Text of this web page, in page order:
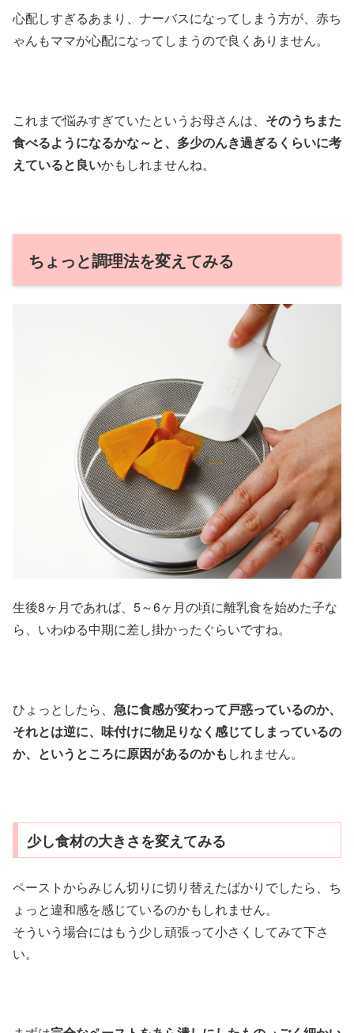
心配しすぎるあまり、ナーバスになってしまう方が、赤ち
ゃんもママが心配になってしまうので良くありません。
これまで悩みすぎていたというお母さんは、 そのうちまた
食べるようになるかな～と、多少のんき過ぎるくらいに考
えていると良いかもしれませんね。
ちょっと調理法を変えてみる
生後8ヶ月であれば、5～6ヶ月の頃に離乳食を始めた子な
ら、いわゆる中期に差し掛かったぐらいですね。
ひょっとしたら、 急に食感が変わって戸惑っているのか、
それとは逆に、味付けに物足りなく感じてしまっているの
か、というところに原因があるのかも しれません。
少し食材の大きさを変えてみる
ペーストからみじん切りに切り替えたばかりでしたら、ち
ょっと違和感を感じているのかもしれません。
そういう場合にはもう少し頑張って小さくしてみて下さ
い。